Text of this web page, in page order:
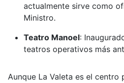
actualmente sirve como
Ministro.
Teatro Manoel:
teatros operativos más
Aunque La Valeta es el